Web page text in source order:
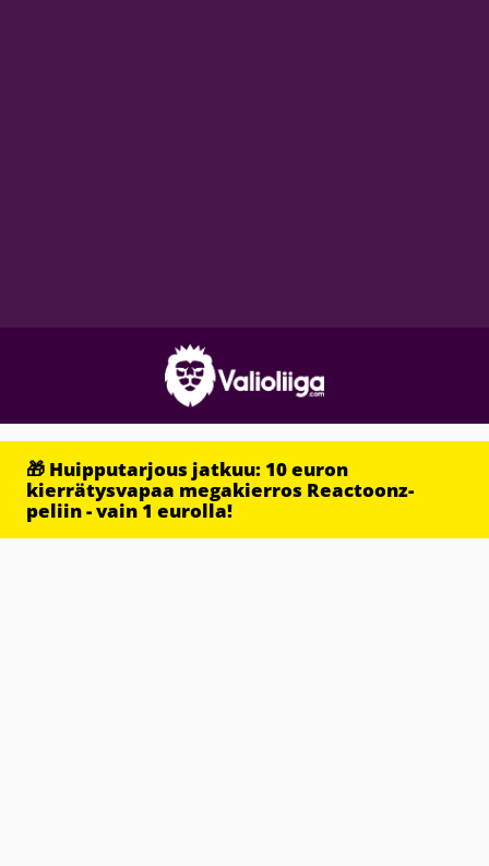
🎁 Huipputarjous jatkuu: 10 euron
kierrätysvapaa megakierros Reactoonz-
peliin - vain 1 eurolla!